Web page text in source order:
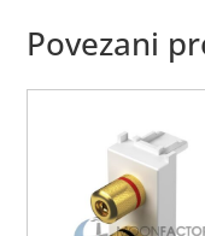
Povezani